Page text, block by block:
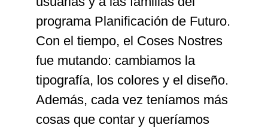
programa Planificación de Futuro.
Con el tiempo, el Coses Nostres
fue mutando: cambiamos la
tipografía, los colores y el diseño.
Además, cada vez teníamos más
cosas que contar y queríamos